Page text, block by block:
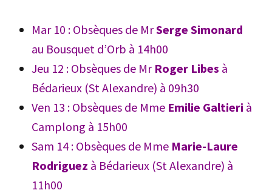
Mar 10 : Obsèques de MrSerge Simonard
au Bousquet d’Orb à 14h00
Jeu 12 : Obsèques de Mr Roger Libes à
Bédarieux (St Alexandre) à 09h30
Ven 13 : Obsèques de Mme Emilie Galtieri à
Camplong à 15h00
Sam 14 : Obsèques de Mme Marie-Laure
Rodriguez à Bédarieux (St Alexandre) à
11h00